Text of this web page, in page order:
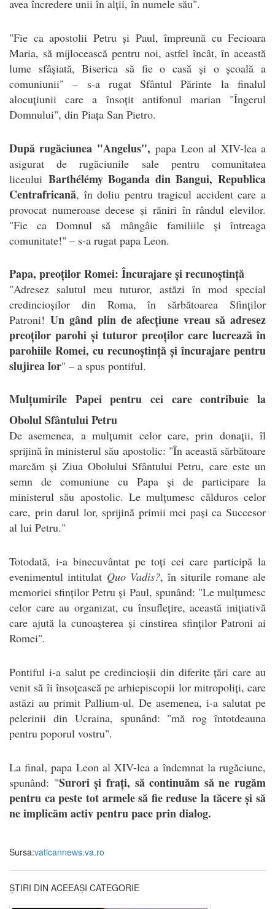
avea încredere unii în alții, în numele său".
"Fie ca apostolii Petru și Paul, împreună cu Fecioara
Maria, să mijlocească pentru noi, astfel încât, în această
lume sfâșiată, Biserica să fie o casă și o școală a
comuniunii" – s-a rugat Sfântul Părinte la finalul
alocuțiunii care a însoțit antifonul marian "Îngerul
Domnului", din Piața San Pietro.
După rugăciunea "Angelus", papa Leon al XIV-lea a
asigurat de rugăciunile sale pentru comunitatea
liceului Barthélémy Boganda din Bangui, Republica
Centrafricană, în doliu pentru tragicul accident care a
provocat numeroase decese și răniri în rândul elevilor.
"Fie ca Domnul să mângâie familiile și întreaga
comunitate!" – s-a rugat papa Leon.
Papa, preoților Romei: Încurajare și recunoștință
"Adresez salutul meu tuturor, astăzi în mod special
credincioșilor din Roma, în sărbătoarea Sfinților
Patroni! Un gând plin de afecțiune vreau să adresez
preoților parohi și tuturor preoților care lucrează în
parohiile Romei, cu recunoștință și încurajare pentru
slujirea lor" – a spus pontiful.
Mulțumirile Papei pentru cei care contribuie la
Obolul Sfântului Petru
De asemenea, a mulțumit celor care, prin donații, îl
sprijină în ministerul său apostolic: "În această sărbătoare
marcăm și Ziua Obolului Sfântului Petru, care este un
semn de comuniune cu Papa și de participare la
ministerul său apostolic. Le mulțumesc călduros celor
care, prin darul lor, sprijină primii mei pași ca Succesor
al lui Petru."
Totodată, i-a binecuvântat pe toți cei care participă la
evenimentul intitulat Quo Vadis?, în siturile romane ale
memoriei sfinților Petru și Paul, spunând: "Le mulțumesc
celor care au organizat, cu însuflețire, această inițiativă
care ajută la cunoașterea și cinstirea sfinților Patroni ai
Romei".
Pontiful i-a salut pe credincioșii din diferite țări care au
venit să îi însoțească pe arhiepiscopii lor mitropoliți, care
astăzi au primit Pallium-ul. De asemenea, i-a salutat pe
pelerinii din Ucraina, spunând: "mă rog întotdeauna
pentru poporul vostru".
La final, papa Leon al XIV-lea a îndemnat la rugăciune,
spunând: "Surori și frați, să continuăm să ne rugăm
pentru ca peste tot armele să fie reduse la tăcere și să
ne implicăm activ pentru pace prin dialog.
Sursa:vaticannews.va.ro
ȘTIRI DIN ACEEAȘI CATEGORIE